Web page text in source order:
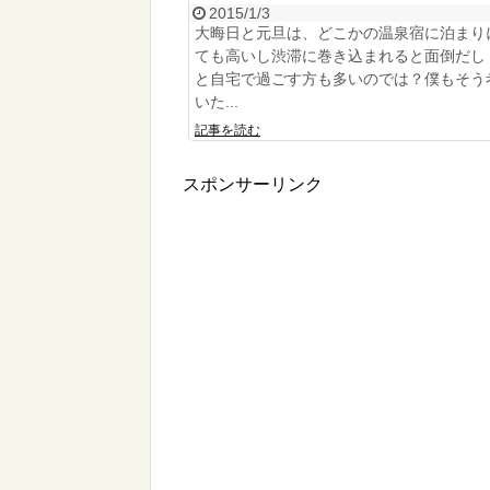
2015/1/3
大晦日と元旦は、どこかの温泉宿に泊まり
ても高いし渋滞に巻き込まれると面倒だし
と自宅で過ごす方も多いのでは？僕もそう
いた...
記事を読む
スポンサーリンク